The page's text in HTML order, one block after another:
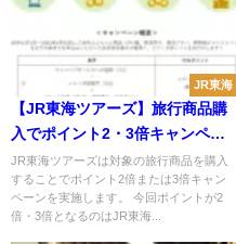
JR東海
【JR東海ツアーズ】旅行商品購
入でポイント2・3倍キャンペー
ン実施 抽選で1万ポイントプレ
ゼントも
JR東海ツアーズは対象の旅行商品を購入
することでポイント2倍または3倍キャン
ペーンを実施します。 今回ポイントが2
倍・3倍となるのはJR東海...